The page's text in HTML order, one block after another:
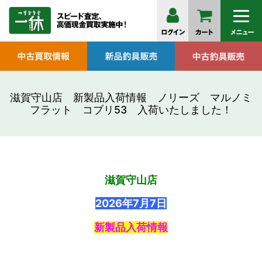
滋賀守山店 新製品入荷情報 ノリーズ マルノミ
フラット コブリ53 入荷いたしました！
滋賀守山店
2026年7月7 日
新製品入荷情報